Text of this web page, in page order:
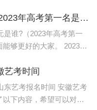
2023年全国高考状元是谁?（2023年高考第一名是谁？）
是谁?（2023年高考第一
好的大家。 2023年
艺考时间
东艺考报名时间 安徽艺考
下内容，希望可以对大